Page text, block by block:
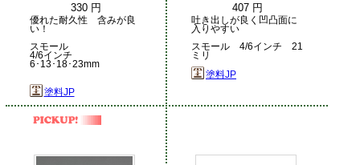
330 円
優れた耐久性 含みが良
い！
スモール
4/6インチ
6･13･18･23mm
塗料JP
407 円
吐き出しが良く凹凸面に
入りやすい
スモール 4/6インチ 21
ミリ
塗料JP